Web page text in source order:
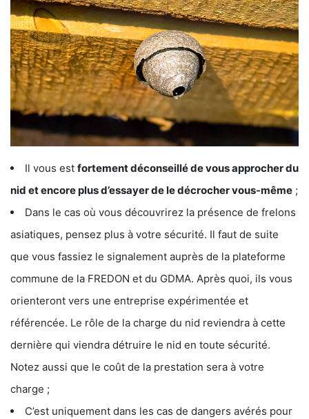
Il vous est fortement déconseillé de vous approcher du
nid et encore plus d’essayer de le décrocher vous-même ;
Dans le cas où vous découvrirez la présence de frelons
asiatiques, pensez plus à votre sécurité. Il faut de suite
que vous fassiez le signalement auprès de la plateforme
commune de la FREDON et du GDMA. Après quoi, ils vous
orienteront vers une entreprise expérimentée et
référencée. Le rôle de la charge du nid reviendra à cette
dernière qui viendra détruire le nid en toute sécurité.
Notez aussi que le coût de la prestation sera à votre
charge ;
C’est uniquement dans les cas de dangers avérés pour